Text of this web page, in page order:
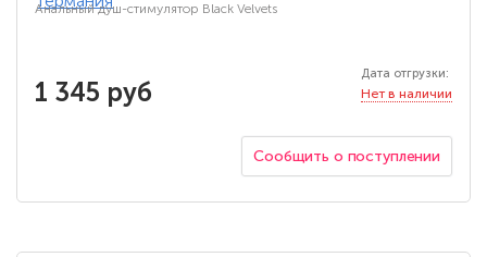
Анальный душ-стимулятор Black Velvets
1 345 руб
Дата отгрузки:
Нет в наличии
Сообщить о поступлении